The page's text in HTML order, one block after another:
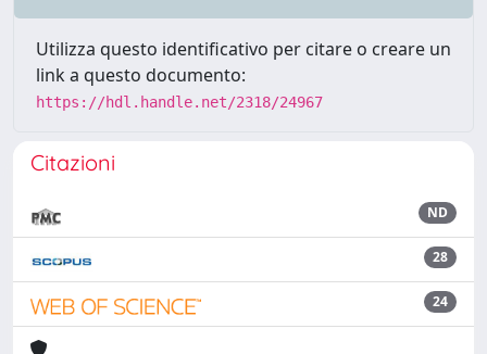
Utilizza questo identificativo per citare o creare un
link a questo documento:
https://hdl.handle.net/2318/24967
Citazioni
ND
28
24